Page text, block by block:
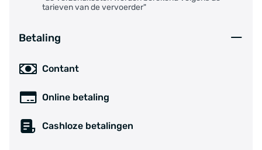
tarieven van de vervoerder"
Betaling
Contant
Online betaling
Cashloze betalingen